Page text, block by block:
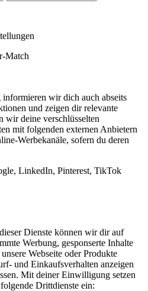
Match
wir dich auch abseits
und zeigen dir relevante
wir deine verschlüsselten
mit folgenden externen Anbietern
Werbekanäle, sofern du deren
LinkedIn, Pinterest, TikTok
Dienste können wir dir auf
Werbung, gesponserte Inhalte
Webseite oder Produkte
und Einkaufsverhalten anzeigen
Mit deiner Einwilligung setzen
Drittdienste ein: